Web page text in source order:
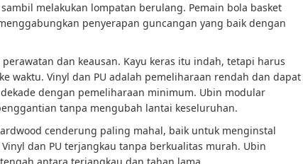
melakukan lompatan berulang. Pemain bola basket
penyerapan guncangan yang baik dengan
dan keausan. Kayu keras itu indah, tetapi harus
waktu. Vinyl dan PU adalah pemeliharaan rendah dan dapat
dengan pemeliharaan minimum. Ubin modular
tanpa mengubah lantai keseluruhan.
cenderung paling mahal, baik untuk menginstal
dan PU terjangkau tanpa berkualitas murah. Ubin